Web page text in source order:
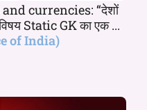
currencies: “देशों
विषय Static GK का एक ...
of India)